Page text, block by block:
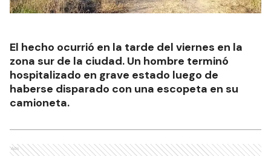
El hecho ocurrió en la tarde del viernes en la
zona sur de la ciudad. Un hombre terminó
hospitalizado en grave estado luego de
haberse disparado con una escopeta en su
camioneta.
Ads